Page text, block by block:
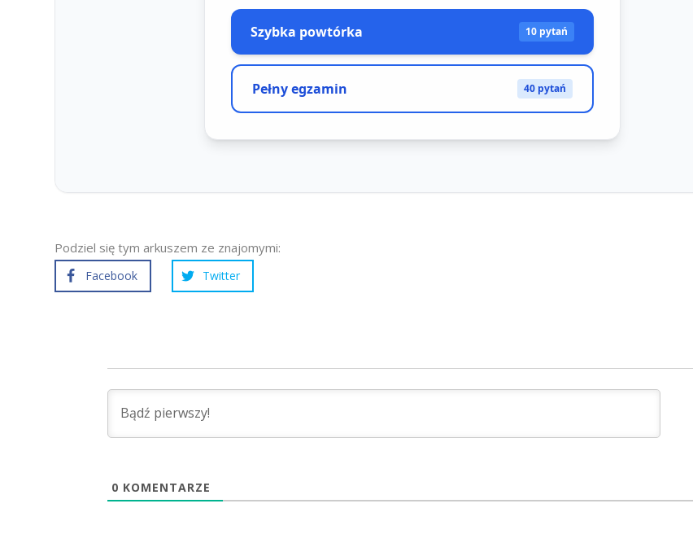
Podziel się tym arkuszem ze znajomymi:
Facebook Twitter
0 KOMENTARZE